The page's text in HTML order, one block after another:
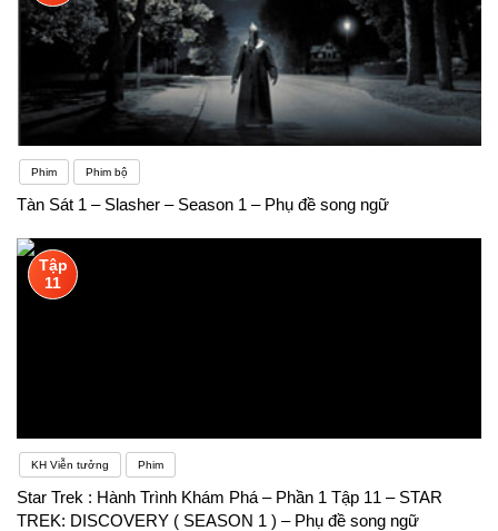
Phim Phim bộ
Tàn Sát 1 – Slasher – Season 1 – Phụ đề song ngữ
Tập
11
KH Viễn tưởng Phim
Star Trek : Hành Trình Khám Phá – Phần 1 Tập 11 – STAR
TREK: DISCOVERY ( SEASON 1 ) – Phụ đề song ngữ